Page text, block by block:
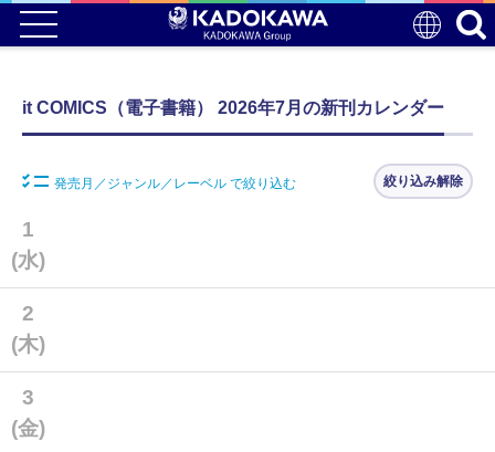
it COMICS（電子書籍） 2026年7月の新刊カレンダー
発売月／ジャンル／レーベル で絞り込む 絞り込み解除
1
(水)
2
(木)
3
(金)